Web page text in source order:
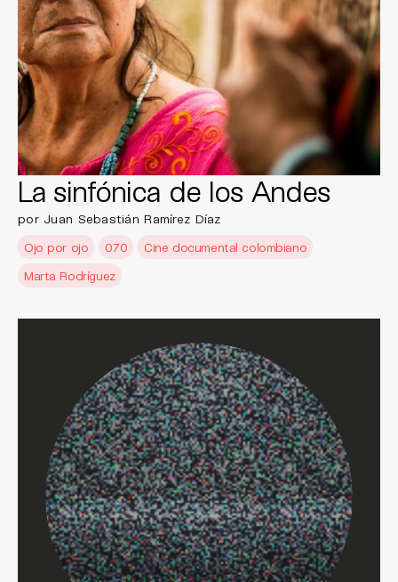
La sinfónica de los Andes
por Juan Sebastián Ramírez Díaz
Ojo por ojo
070
Cine documental colombiano
Marta Rodríguez